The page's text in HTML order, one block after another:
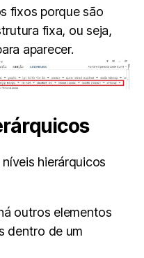
fixos porque são
fixa, ou seja,
aparecer.
hierárquicos
outros elementos
dentro de um